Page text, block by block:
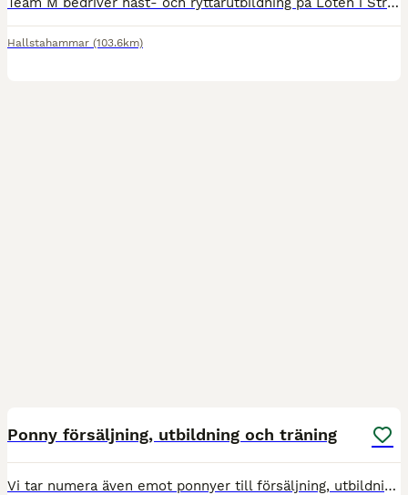
Hallstahammar (103.6km)
Ponny försäljning, utbildning och träning
Vi tar numera även emot ponnyer till försäljning, utbildning och tävling! Hos oss erbjuds: ▪️Individuell upplagd träning utifrån ponnyns nivå och förutsättningar ▪️Proffetionell matchning mot rätt